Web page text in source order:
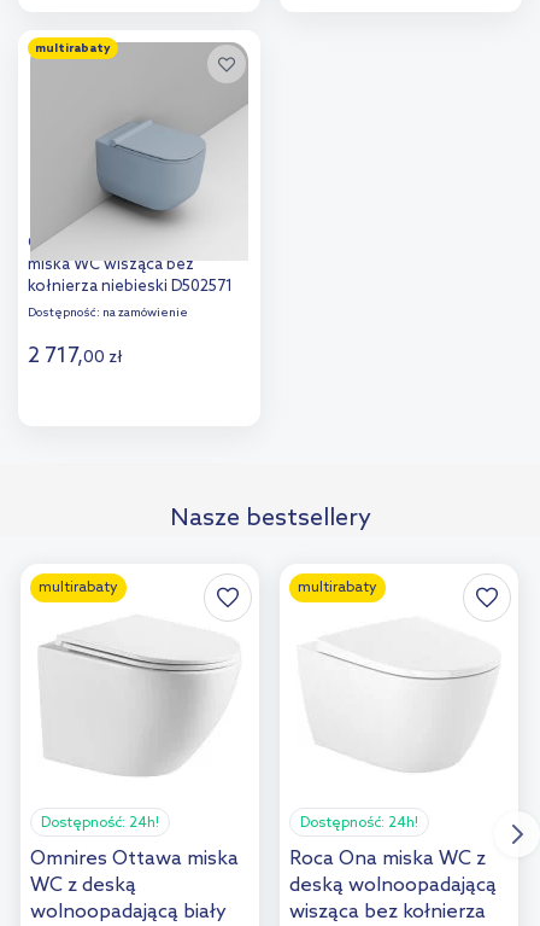
Dodaj do
multirabaty
Ceramica Dolomite Alba
miska WC wisząca bez
kołnierza niebieski D502571
Dostępność: na zamówienie
2 717,00 zł
porównaniaNasze bestsellery
multirabaty
Dostępność: 24h!
Omnires Ottawa miska
WC z deską
wolnoopadającą biały
multirabaty
Dostępność: 24h!
Roca Ona miska WC z
deską wolnoopadającą
wisząca bez kołnierza